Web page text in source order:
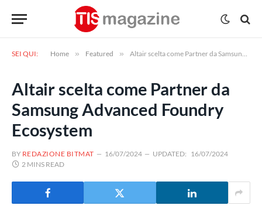
SEI QUI: Home » Featured » Altair scelta come Partner da Samsung Advanced Foundry Ecosystem
Altair scelta come Partner da
Samsung Advanced Foundry
Ecosystem
BY REDAZIONE BITMAT 16/07/2024 UPDATED: 16/07/2024
2 MINS READ